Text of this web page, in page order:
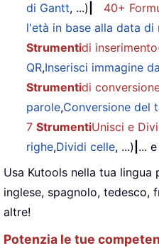
di Gantt, ...) 40+
l'età in base alla data di
Strumentidi inserimento
QR,Inserisci immagine
Strumentidi
parole,Conversione del
7 StrumentiUnisci e
righe,Dividi celle, ...) ...
Usa Kutools nella tua
inglese, spagnolo, tedesco,
altre!
Potenzia le tue